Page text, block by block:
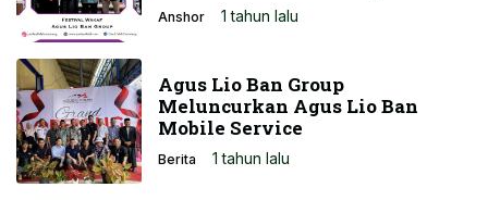
Anshor 1 tahun lalu
Agus Lio Ban Group
Meluncurkan Agus Lio Ban
Mobile Service
Berita 1 tahun lalu